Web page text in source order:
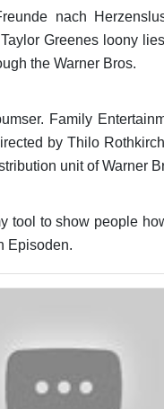
nach
Greenes loony
the Warner Bros.
Family
by Thilo
unit of Warner
tool to show people
Episoden.